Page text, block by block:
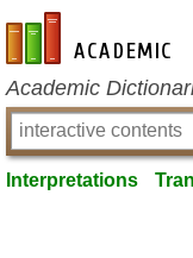
en-academic.com
Academic
Interpretations